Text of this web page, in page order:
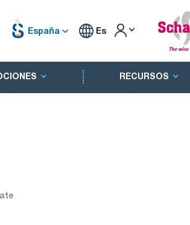
España Es
RECURSOS